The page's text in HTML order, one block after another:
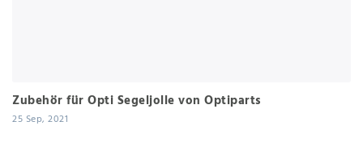
Zubehör für Opti Segeljolle von Optiparts
25 Sep, 2021